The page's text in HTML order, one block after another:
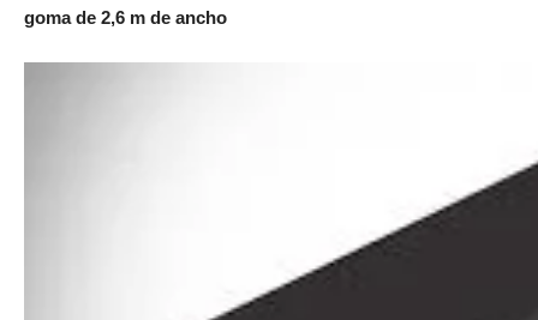
goma de 2,6 m de ancho